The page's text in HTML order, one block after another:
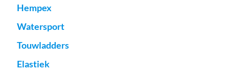
Hempex
Watersport
Touwladders
Elastiek